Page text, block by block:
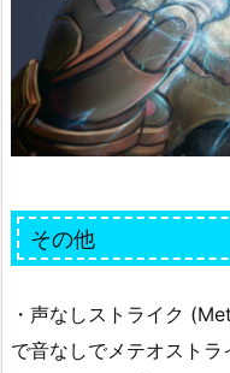
その他
・声なしストライク
で音なしでメテオストラ